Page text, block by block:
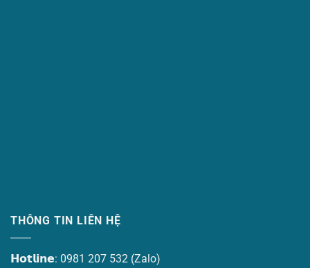
THÔNG TIN LIÊN HỆ
𝗛𝗼𝘁𝗹𝗶𝗻𝗲: 0981 207 532 (Zalo)